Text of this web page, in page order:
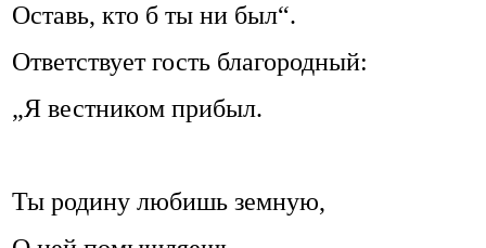
Оставь, кто б ты ни был“.
Ответствует гость благородный:
„Я вестником прибыл.
Ты родину любишь земную,